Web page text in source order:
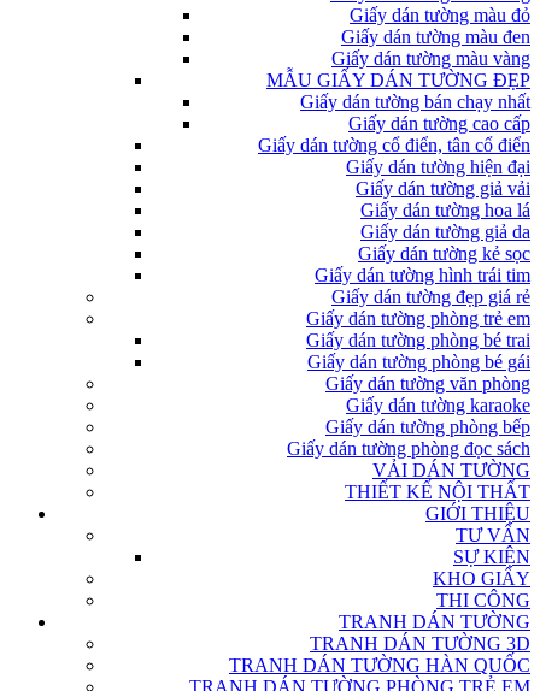
Giấy dán tường màu đỏ
Giấy dán tường màu đen
Giấy dán tường màu vàng
MẪU GIẤY DÁN TƯỜNG ĐẸP
Giấy dán tường bán chạy nhất
Giấy dán tường cao cấp
Giấy dán tường cổ điển, tân cổ điển
Giấy dán tường hiện đại
Giấy dán tường giả vải
Giấy dán tường hoa lá
Giấy dán tường giả da
Giấy dán tường kẻ sọc
Giấy dán tường hình trái tim
Giấy dán tường đẹp giá rẻ
Giấy dán tường phòng trẻ em
Giấy dán tường phòng bé trai
Giấy dán tường phòng bé gái
Giấy dán tường văn phòng
Giấy dán tường karaoke
Giấy dán tường phòng bếp
Giấy dán tường phòng đọc sách
VẢI DÁN TƯỜNG
THIẾT KẾ NỘI THẤT
GIỚI THIỆU
TƯ VẤN
SỰ KIỆN
KHO GIẤY
THI CÔNG
TRANH DÁN TƯỜNG
TRANH DÁN TƯỜNG 3D
TRANH DÁN TƯỜNG HÀN QUỐC
TRANH DÁN TƯỜNG PHÒNG TRẺ EM